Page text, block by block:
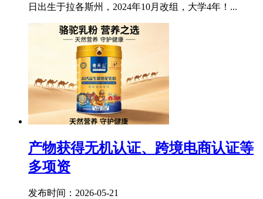
日出生于拉各斯州，2024年10月改组，大学4年！...
产物获得无机认证、跨境电商认证等
多项资
发布时间：2026-05-21